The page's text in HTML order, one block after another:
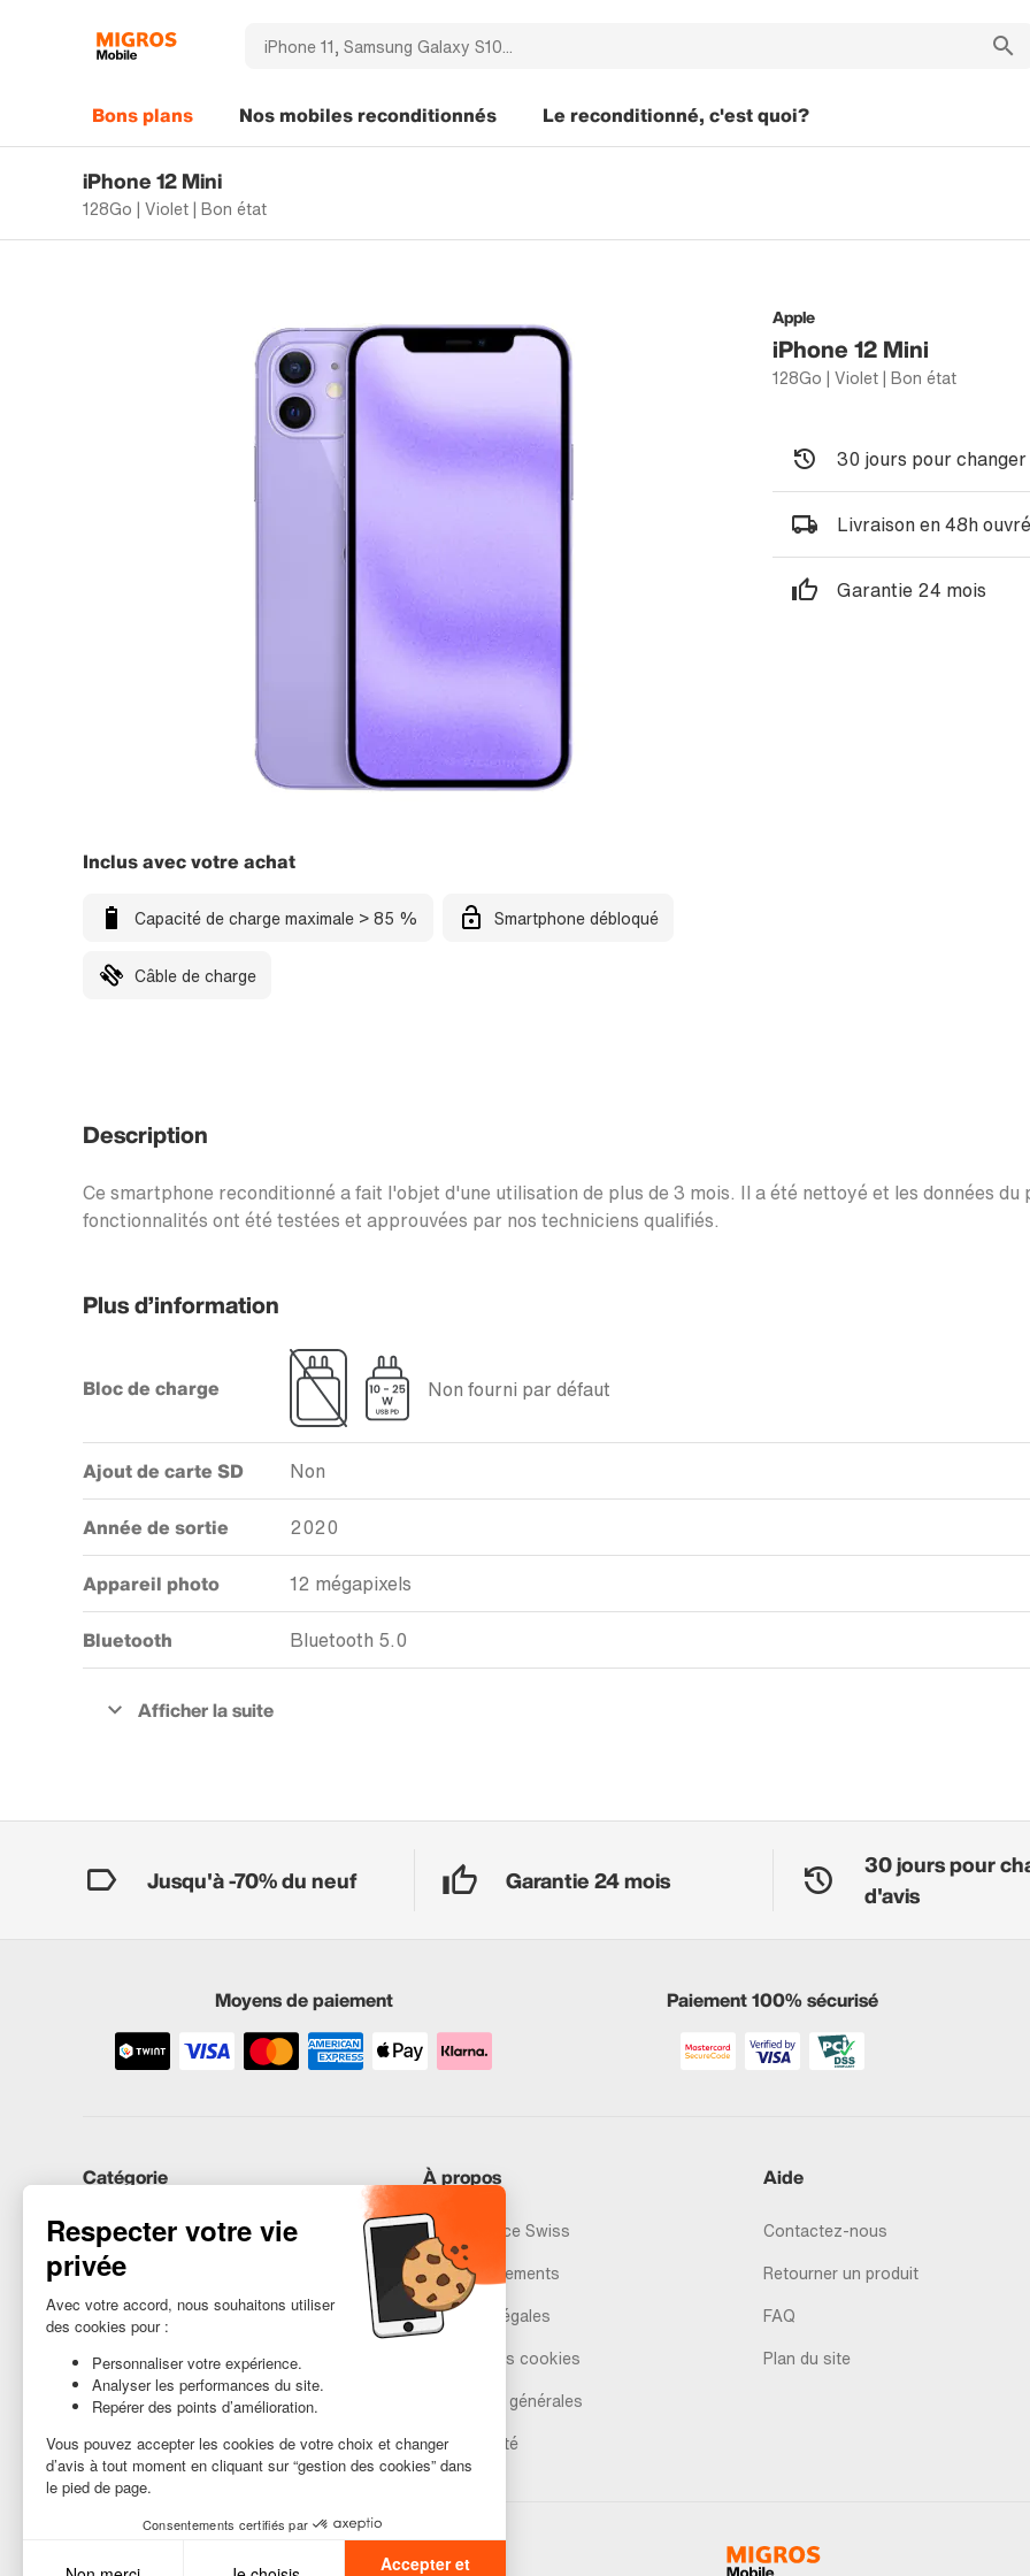
Bons plans Nos mobiles reconditionnés Le reconditionné, c'est quoi?
iPhone 12 Mini
128Go | Violet | Bon état
Apple
iPhone 12 Mini
128Go | Violet | Bon état
Inclus avec votre achat
Capacité de charge maximale > 85 % Smartphone débloqué
Câble de charge
30 jours pour
Livraison en 48h
Garantie 24 mois
Description
Ce smartphone reconditionné a fait l'objet d'une utilisation de plus de 3 mois. Il a été nettoyé et les données
fonctionnalités ont été testées et approuvées par nos techniciens qualifiés.
Plus d’information
Bloc de charge Non fourni par défaut
Ajout de carte SD Non
Année de sortie 2020
Appareil photo 12 mégapixels
Bluetooth Bluetooth 5.0
Jusqu'à -70% du neuf Garantie 24 mois
30 jours pour
d'avis
Moyens de paiement Paiement 100% sécurisé
Catégorie
iPhones
Samsung
Huawei
Besoin d’aide ?
À propos
Recommerce Swiss
Nos engagements
Mentions légales
Gestion des cookies
Conditions générales
Accessibilité
Aide
Contactez-nous
Retourner un produit
FAQ
Plan du site